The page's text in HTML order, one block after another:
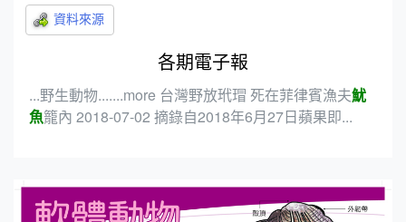
各期電子報
...野生動物.......more 台灣野放玳瑁 死在菲律賓漁夫魷
魚籠內 2018-07-02 摘錄自2018年6月27日蘋果即...